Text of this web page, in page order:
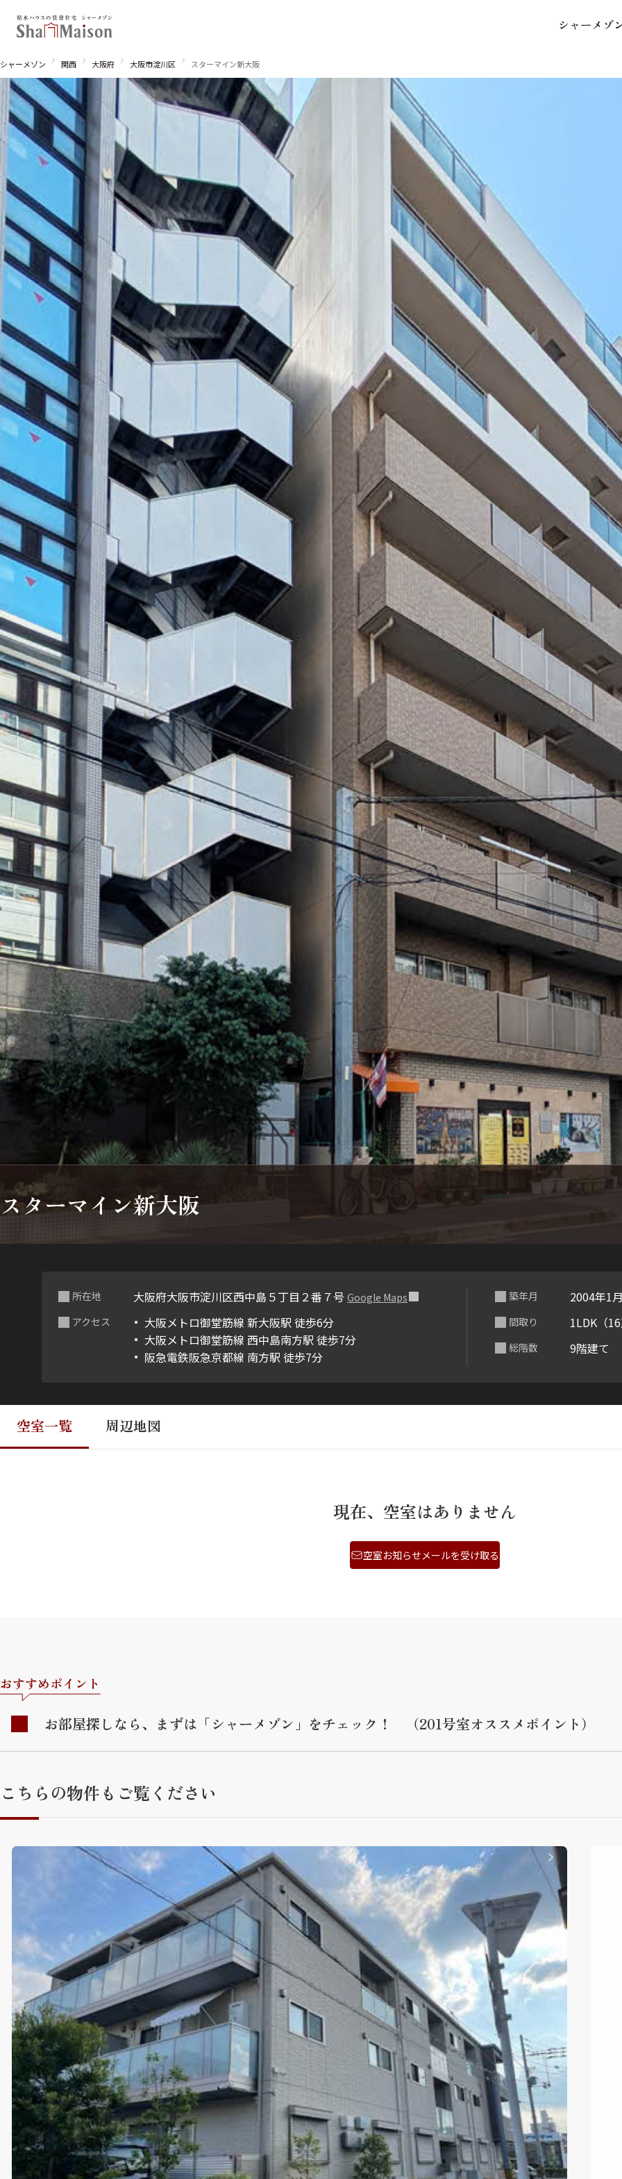
シ ャーメ ゾ
北海道 東北 関東
中国・四国
地図から探す
シャーメゾンとは シャーメゾンセレクション ルームツアー
動画ギャラリー ShaMaison STYLE
シャーメ
らくらく内
シャーメゾ
自立型サ
お問い合わ
シャーメ
らくらく
シャーメゾ
らくらく
シャーメゾン 関西 大阪府 大阪市淀川区 スターマイン新大阪
スターマイン新大阪
所在地 大阪府大阪市淀川区西中島５丁目２番７号 Google Maps
アクセス
大阪メトロ御堂筋線 新大阪駅 徒歩6分
大阪メトロ御堂筋線 西中島南方駅 徒歩7分
阪急電鉄阪急京都線 南方駅 徒歩7分
築年月 2004年1
間取り 1LDK（
総階数 9階建て
空室一覧 周辺地図
現在、空室はありません
空室お知らせメールを受け取る
おすすめポイント
お部屋探しなら、まずは「シャーメゾン」をチェック！ （201号室オススメポイント）
こちらの物件もご覧ください